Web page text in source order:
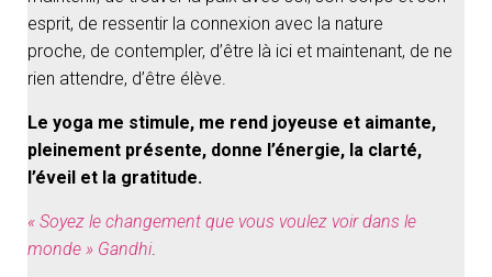
esprit, de ressentir la connexion avec la nature
proche, de contempler, d’être là ici et maintenant, de ne
rien attendre, d’être élève.
Le yoga me stimule, me rend joyeuse et aimante,
pleinement présente, donne l’énergie, la clarté,
l’éveil et la gratitude.
« Soyez le changement que vous voulez voir dans le
monde » Gandhi.